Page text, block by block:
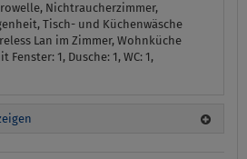
Nichtraucherzimmer,
Tisch- und Küchenwäsche
Lan im Zimmer, Wohnküche
Fenster: 1, Dusche: 1, WC: 1,